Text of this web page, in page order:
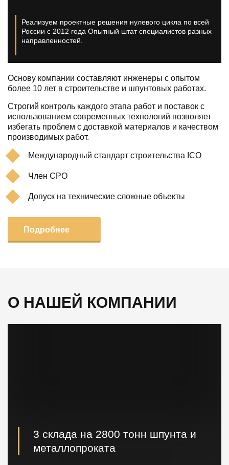
Реализуем проектные решения нулевого цикла по всей
России с 2012 года Опытный штат специалистов разных
направленностей.
Основу компании составляют инженеры с опытом
более 10 лет в строительстве и шпунтовых работах.
Строгий контроль каждого этапа работ и поставок с
использованием современных технологий позволяет
избегать проблем с доставкой материалов и качеством
производимых работ.
Международный стандарт строительства ICO
Член СРО
Допуск на технические сложные объекты
Подробнее
О НАШЕЙ КОМПАНИИ
3 склада на 2800 тонн шпунта и
металлопроката